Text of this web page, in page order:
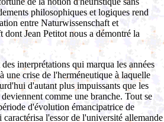
philosophiques et logiques rend
entre Naturwissenschaft et
dont Jean Petitot nous a démontré la
interprétations qui marqua les années
une crise de l'herméneutique à laquelle
d'autant plus impuissants que les
comme une branche. Tout se
d'évolution émancipatrice de
l'essor de l'université allemande